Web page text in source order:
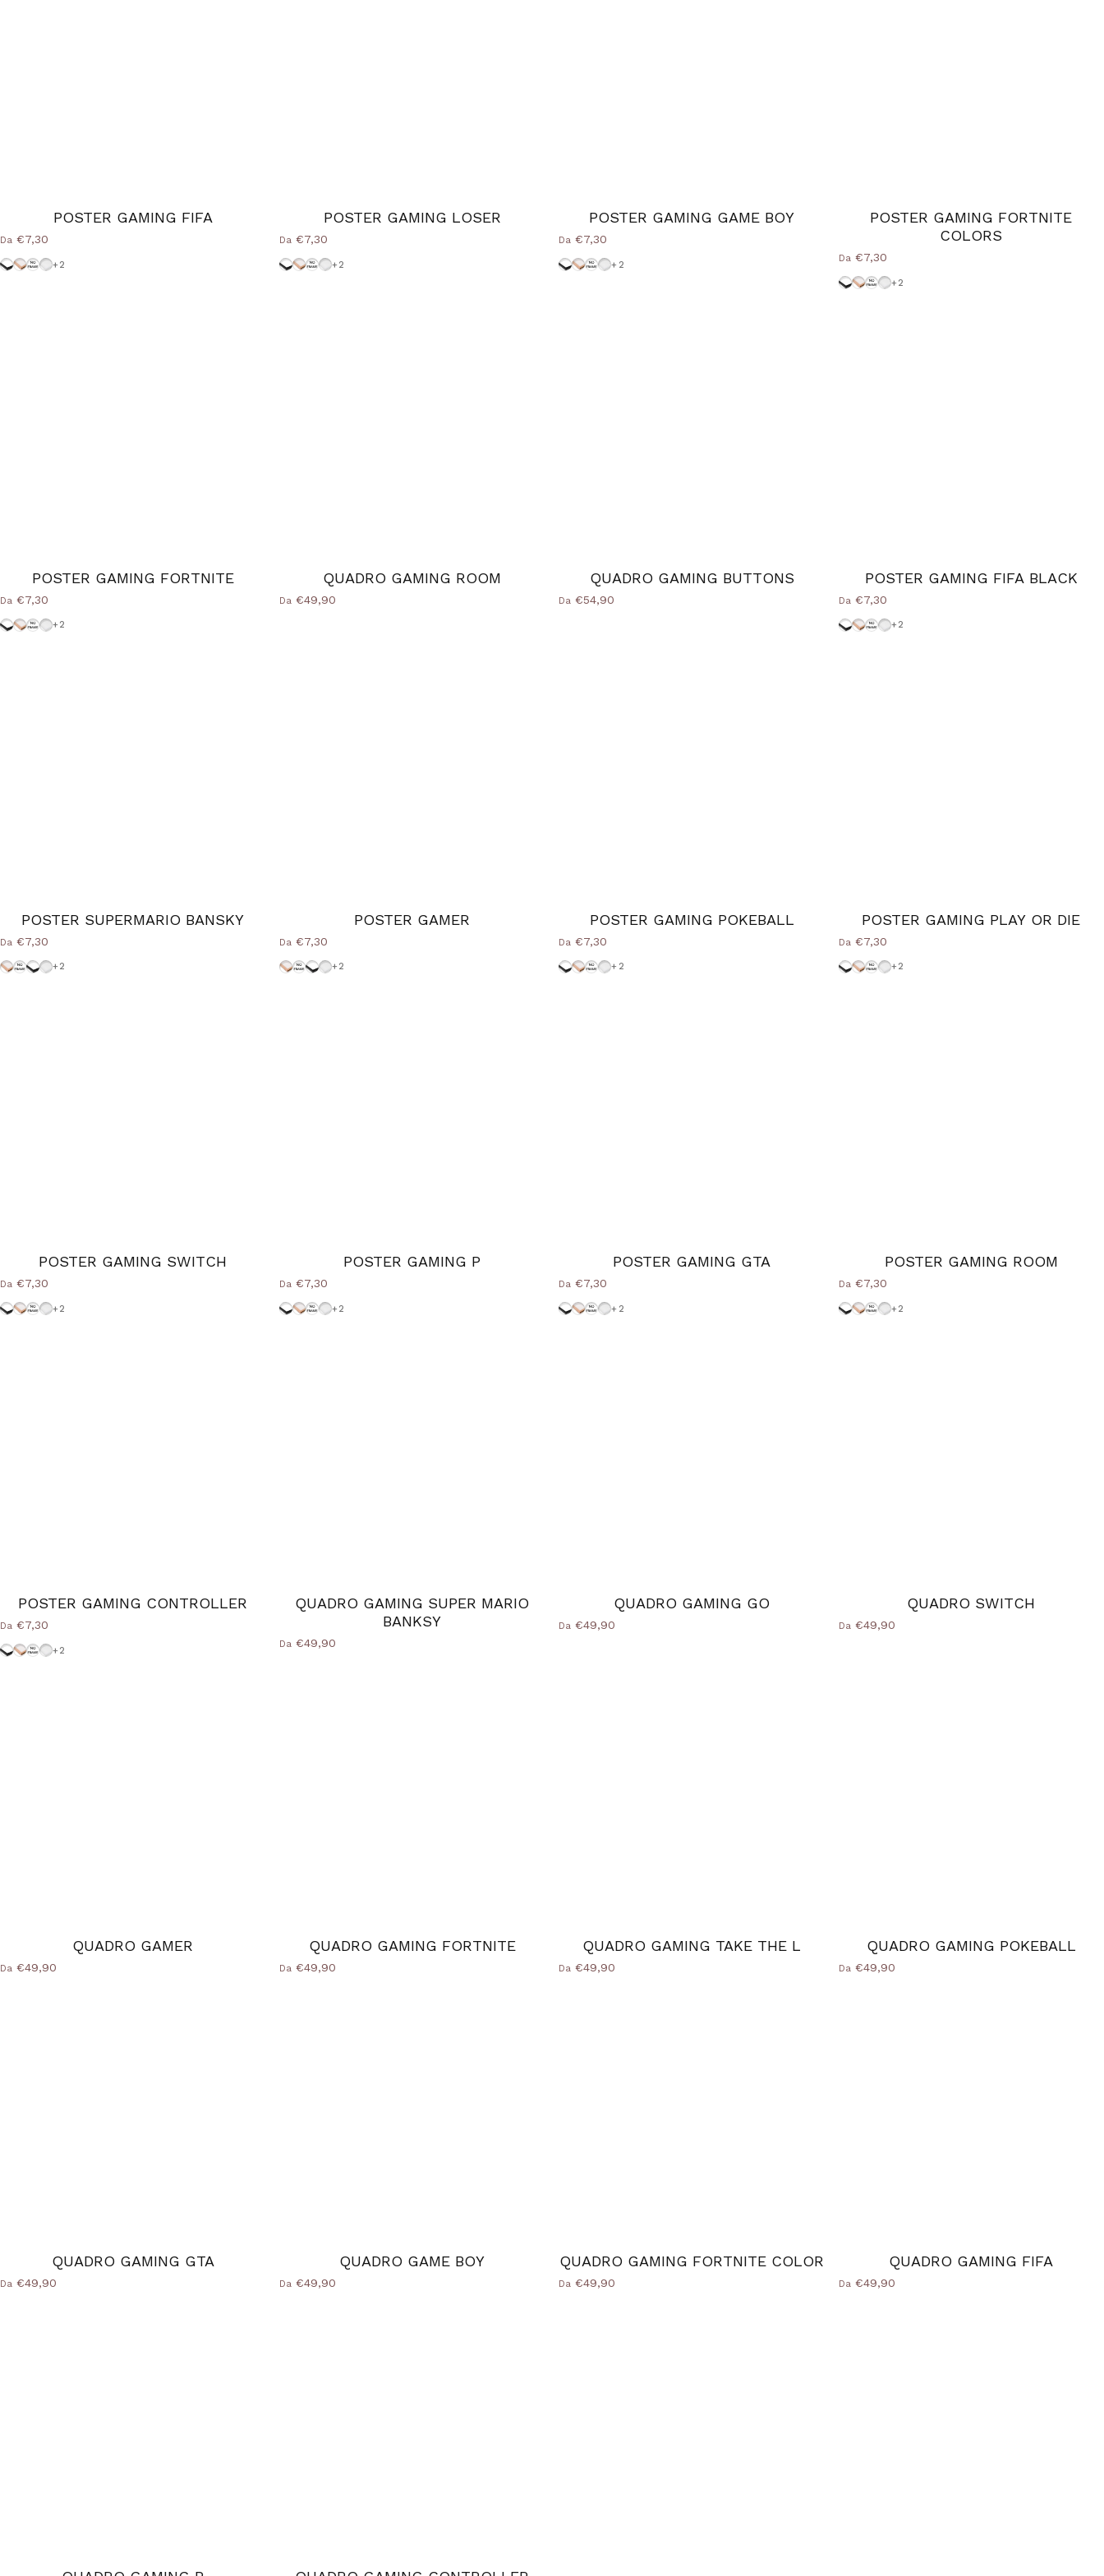
POSTER GAMING FIFA
Da €7,30
Cornice-Nera
Cornice Wood Natural
Senza-Cornice
Cornice-Bianca
+2
POSTER GAMING LOSER
Da €7,30
Cornice-Nera
Cornice Wood Natural
Senza-Cornice
Cornice-Bianca
+2
POSTER GAMING GAME BOY
Da €7,30
Cornice-Nera
Cornice Wood Natural
Senza-Cornice
Cornice-Bianca
+2
POSTER GAMING FORTNITE
COLORS
Da€7,30
Cornice-Nera
Cornice Wood Natural
Senza-Cornice
Cornice-Bianca
+2
POSTER GAMING FORTNITE
Da €7,30
Cornice-Nera
Cornice Wood Natural
Senza-Cornice
Cornice-Bianca
+2
QUADRO GAMING ROOM
Da €49,90
QUADRO GAMING BUTTONS
Da €54,90
POSTER GAMING FIFA BLACK
Da €7,30
Cornice-Nera
Cornice Wood Natural
Senza-Cornice
Cornice-Bianca
+2
POSTER SUPERMARIO BANSKY
Da €7,30
Cornice Wood Natural
Senza-Cornice
Cornice-Nera
Cornice-Bianca
+2
POSTER GAMER
Da €7,30
Cornice Wood Natural
Senza-Cornice
Cornice-Nera
Cornice-Bianca
+2
POSTER GAMING POKEBALL
Da €7,30
Cornice-Nera
Cornice Wood Natural
Senza-Cornice
Cornice-Bianca
+2
POSTER GAMING PLAY OR DIE
Da €7,30
Cornice-Nera
Cornice Wood Natural
Senza-Cornice
Cornice-Bianca
+2
POSTER GAMING SWITCH
Da €7,30
Cornice-Nera
Cornice Wood Natural
Senza-Cornice
Cornice-Bianca
+2
POSTER GAMING P
Da €7,30
Cornice-Nera
Cornice Wood Natural
Senza-Cornice
Cornice-Bianca
+2
POSTER GAMING GTA
Da €7,30
Cornice-Nera
Cornice Wood Natural
Senza-Cornice
Cornice-Bianca
+2
POSTER GAMING ROOM
Da €7,30
Cornice-Nera
Cornice Wood Natural
Senza-Cornice
Cornice-Bianca
+2
POSTER GAMING CONTROLLER
Da €7,30
Cornice-Nera
Cornice Wood Natural
Senza-Cornice
Cornice-Bianca
+2
QUADRO GAMING SUPER MARIO
BANKSY
Da €49,90
QUADRO GAMING GO
Da €49,90
QUADRO SWITCH
Da€49,90
QUADRO GAMER
Da €49,90
QUADRO GAMING FORTNITE
Da €49,90
QUADRO GAMING TAKE THE L
Da €49,90
QUADRO GAMING POKEBALL
Da €49,90
QUADRO GAMING GTA
Da €49,90
QUADRO GAME BOY
Da €49,90
QUADRO GAMING FORTNITE COLOR
Da €49,90
QUADRO GAMING FIFA
Da €49,90